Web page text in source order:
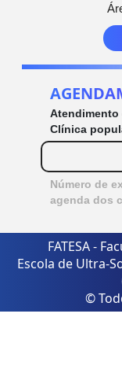
Atendimento
Clínica
Número de
agenda dos
FATESA -
Escola de Ultra-
©